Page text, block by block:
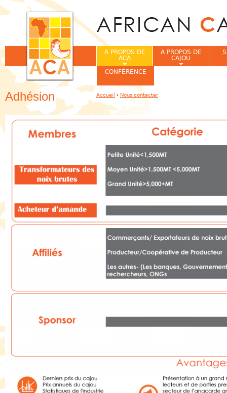
Adhésion
A PROPOS DE
ACA
A PROPOS DE
CAJOU
CONFÉRENCE
Vous êtes ici
Accueil › Nous contacter